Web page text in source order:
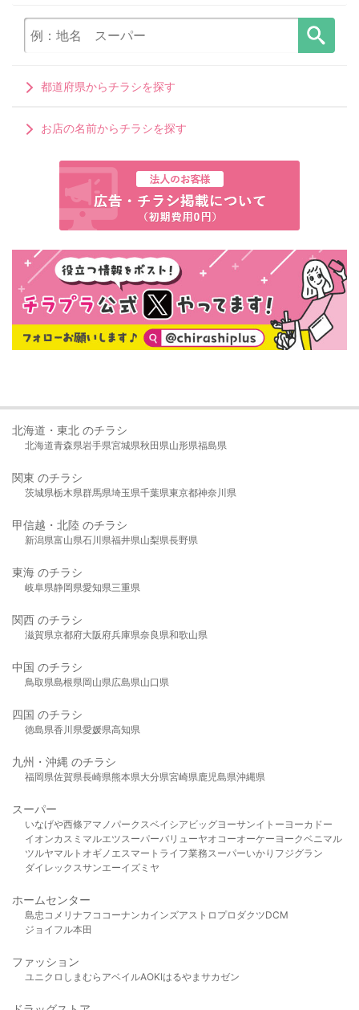
都道府県からチラシを探す
お店の名前からチラシを探す
北海道・東北 のチラシ
北海道青森県岩手県宮城県秋田県山形県福島県
関東 のチラシ
茨城県栃木県群馬県埼玉県千葉県東京都神奈川県
甲信越・北陸 のチラシ
新潟県富山県石川県福井県山梨県長野県
東海 のチラシ
岐阜県静岡県愛知県三重県
関西 のチラシ
滋賀県京都府大阪府兵庫県奈良県和歌山県
中国 のチラシ
鳥取県島根県岡山県広島県山口県
四国 のチラシ
徳島県香川県愛媛県高知県
九州・沖縄 のチラシ
福岡県佐賀県長崎県熊本県大分県宮崎県鹿児島県沖縄県
スーパー
いなげや西條アマノパークスベイシア ビッグヨーサンイトーヨーカドー
イオンカスミ マルエツスーパーバリューヤオコーオーケー ヨークベニマル
ツルヤマルト オギノ エスマート ライフ業務スーパーいかり フジグラン
ダイレックスサンエーイズミヤ
ホームセンター
島忠 コメリ ナフコ コーナンカインズアストロプロダクツDCM
ジョイフル本田
ファッション
ユニクロ しまむら アベイルAOKIはるやま サカゼン